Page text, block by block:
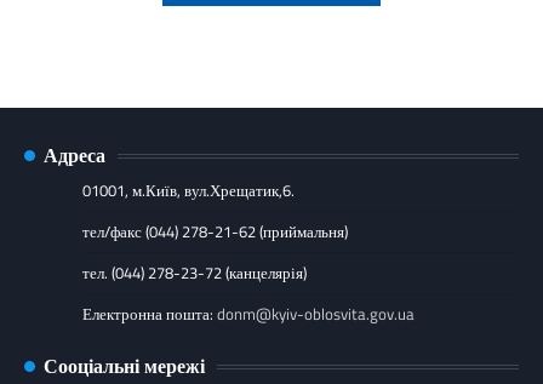
Адреса
01001, м.Київ, вул.Хрещатик,6.
тел/факс (044) 278-21-62 (приймальня)
тел. (044) 278-23-72 (канцелярія)
Електронна пошта: donm@kyiv-oblosvita.gov.ua
Сооціальні мережі